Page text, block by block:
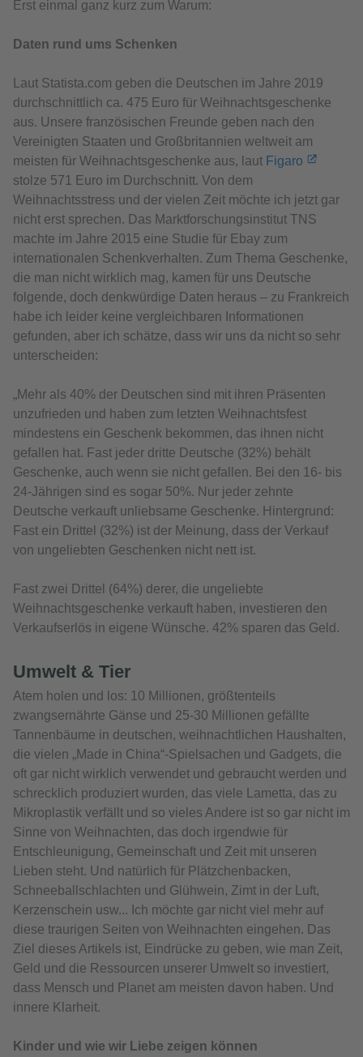
Erst einmal ganz kurz zum Warum:
Daten rund ums Schenken
Laut Statista.com geben die Deutschen im Jahre 2019
durchschnittlich ca. 475 Euro für Weihnachtsgeschenke
aus. Unsere französischen Freunde geben nach den
Vereinigten Staaten und Großbritannien weltweit am
meisten für Weihnachtsgeschenke aus, laut Figaro
stolze 571 Euro im Durchschnitt. Von dem
Weihnachtsstress und der vielen Zeit möchte ich jetzt gar
nicht erst sprechen. Das Marktforschungsinstitut TNS
machte im Jahre 2015 eine Studie für Ebay zum
internationalen Schenkverhalten. Zum Thema Geschenke,
die man nicht wirklich mag, kamen für uns Deutsche
folgende, doch denkwürdige Daten heraus – zu Frankreich
habe ich leider keine vergleichbaren Informationen
gefunden, aber ich schätze, dass wir uns da nicht so sehr
unterscheiden:
„Mehr als 40% der Deutschen sind mit ihren Präsenten
unzufrieden und haben zum letzten Weihnachtsfest
mindestens ein Geschenk bekommen, das ihnen nicht
gefallen hat. Fast jeder dritte Deutsche (32%) behält
Geschenke, auch wenn sie nicht gefallen. Bei den 16- bis
24-Jährigen sind es sogar 50%. Nur jeder zehnte
Deutsche verkauft unliebsame Geschenke. Hintergrund:
Fast ein Drittel (32%) ist der Meinung, dass der Verkauf
von ungeliebten Geschenken nicht nett ist.
Fast zwei Drittel (64%) derer, die ungeliebte
Weihnachtsgeschenke verkauft haben, investieren den
Verkaufserlös in eigene Wünsche. 42% sparen das Geld.
Umwelt & Tier
Atem holen und los: 10 Millionen, größtenteils
zwangsernährte Gänse und 25-30 Millionen gefällte
Tannenbäume in deutschen, weihnachtlichen Haushalten,
die vielen „Made in China“-Spielsachen und Gadgets, die
oft gar nicht wirklich verwendet und gebraucht werden und
schrecklich produziert wurden, das viele Lametta, das zu
Mikroplastik verfällt und so vieles Andere ist so gar nicht im
Sinne von Weihnachten, das doch irgendwie für
Entschleunigung, Gemeinschaft und Zeit mit unseren
Lieben steht. Und natürlich für Plätzchenbacken,
Schneeballschlachten und Glühwein, Zimt in der Luft,
Kerzenschein usw... Ich möchte gar nicht viel mehr auf
diese traurigen Seiten von Weihnachten eingehen. Das
Ziel dieses Artikels ist, Eindrücke zu geben, wie man Zeit,
Geld und die Ressourcen unserer Umwelt so investiert,
dass Mensch und Planet am meisten davon haben. Und
innere Klarheit.
Kinder und wie wir Liebe zeigen können